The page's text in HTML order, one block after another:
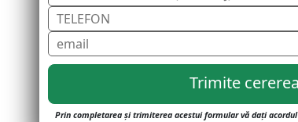
Trimite
Prin completarea și trimiterea acestui formular vă dați